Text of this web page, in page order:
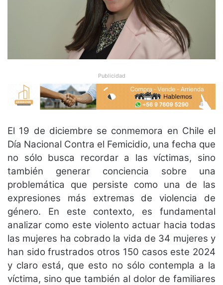
Publicidad
El 19 de diciembre se conmemora en Chile el
Día Nacional Contra el Femicidio, una fecha que
no sólo busca recordar a las víctimas, sino
también generar conciencia sobre una
problemática que persiste como una de las
expresiones más extremas de violencia de
género. En este contexto, es fundamental
analizar como este violento actuar hacia todas
las mujeres ha cobrado la vida de 34 mujeres y
han sido frustrados otros 150 casos este 2024
y claro está, que esto no sólo contempla a la
víctima, sino que también al dolor de familiares